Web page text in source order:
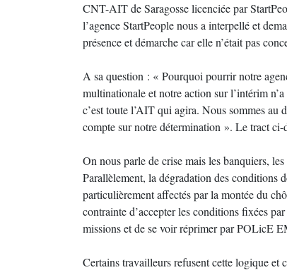
CNT-AIT de Saragosse licenciée par
l’agence StartPeople nous a interpellé et
présence et démarche car elle n’était pas
A sa question : « Pourquoi pourrir notre
multinationale et notre action sur l’intérim
c’est toute l’AIT qui agira. Nous sommes au
compte sur notre détermination ». Le tract
On nous parle de crise mais les banquiers,
Parallèlement, la dégradation des conditions
particulièrement affectés par la montée du
contrainte d’accepter les conditions fixées
missions et de se voir réprimer par POLicE
Certains travailleurs refusent cette logique et